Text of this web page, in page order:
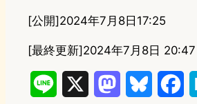
[公開]2024年7月8日17:25
[最終更新]2024年7月8日 20:47